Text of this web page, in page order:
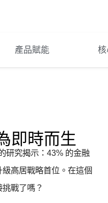
產品賦能
即時而生
研究揭示：43% 的金融
高居戰略首位。在這個
戰了嗎？